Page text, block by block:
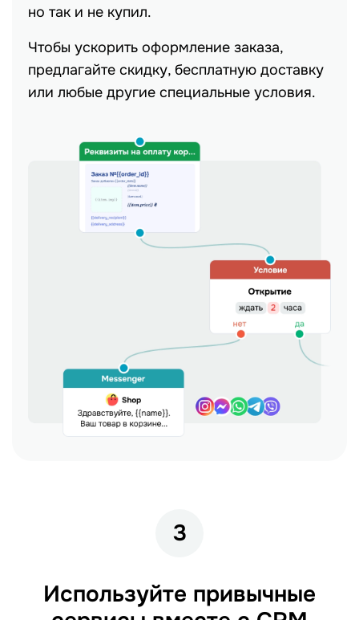
но так и не купил.
Чтобы ускорить оформление заказа,
предлагайте скидку, бесплатную доставку
или любые другие специальные условия.
3
Используйте привычные